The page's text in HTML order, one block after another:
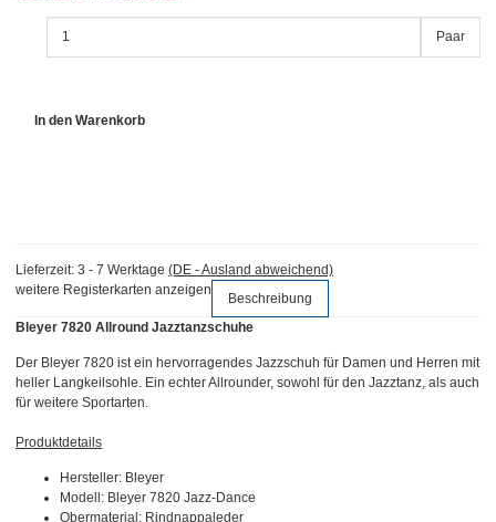
Paar
In den Warenkorb
Lieferzeit: 3 - 7 Werktage (DE - Ausland abweichend)
weitere Registerkarten anzeigen
Beschreibung
Bleyer 7820 Allround Jazztanzschuhe
Der Bleyer 7820 ist ein hervorragendes Jazzschuh für Damen und Herren mit
heller Langkeilsohle. Ein echter Allrounder, sowohl für den Jazztanz, als auch
für weitere Sportarten.
Produktdetails
Hersteller: Bleyer
Modell: Bleyer 7820 Jazz-Dance
Obermaterial: Rindnappaleder